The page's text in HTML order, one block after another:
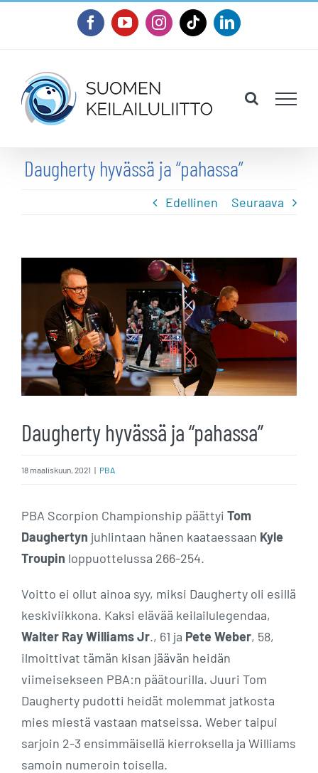
FacebookYouTubeInstagram
TiktokLinkedIn
Daugherty hyvässä ja “pahassa”
Edellinen Seuraava
kuvaa
isompana
Daugherty hyvässä ja “pahassa”
18 maaliskuun, 2021 | PBA
PBA Scorpion Championship päättyi Tom
Daughertyn juhlintaan hänen kaataessaan Kyle
Troupin loppuottelussa 266-254.
Voitto ei ollut ainoa syy, miksi Daugherty oli esillä
keskiviikkona. Kaksi elävää keilailulegendaa,
Walter Ray Williams Jr., 61 ja Pete Weber, 58,
ilmoittivat tämän kisan jäävän heidän
viimeisekseen PBA:n päätourilla. Juuri Tom
Daugherty pudotti heidät molemmat jatkosta
mies miestä vastaan matseissa. Weber taipui
sarjoin 2-3 ensimmäisellä kierroksella ja Williams
samoin numeroin toisella.